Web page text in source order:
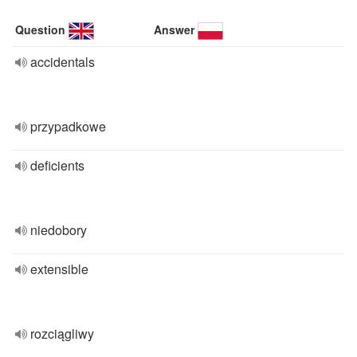
Question Answer
accidentals
przypadkowe
deficients
niedobory
extensible
rozciągliwy